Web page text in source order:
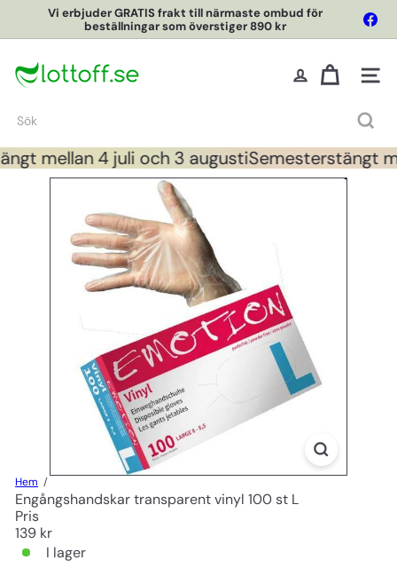
innehållet
Pausa
Vi erbjuder GRATIS frakt till närmaste ombud för
beställningar som överstiger 890 kr
o
O
f
O
Sök
mellan 4 juli och 3 augustiSemesterstängt
Hem
Engångshandskar transparent vinyl 100 st L
Pris
Ord
pris
139 kr
I lager